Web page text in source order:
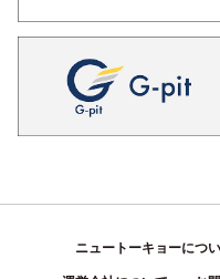
ニュートーキョーにつ